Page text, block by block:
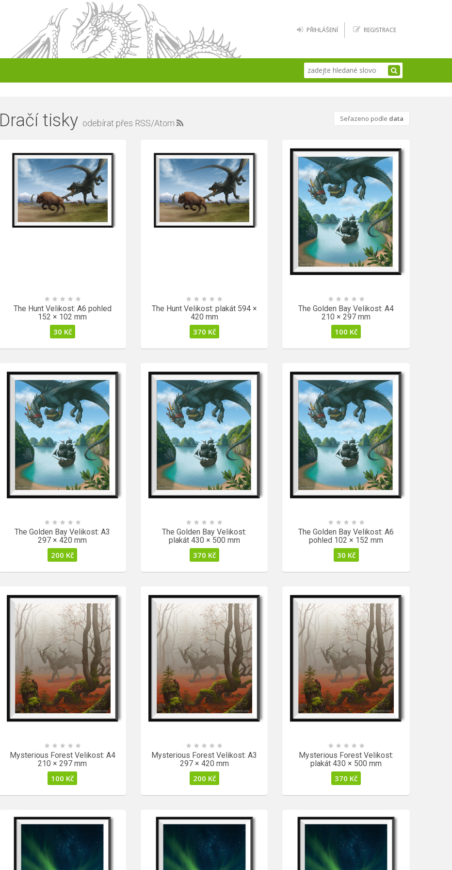
PŘIHLÁŠENÍ REGISTRACE
Dračí tisky odebírat přes RSS/Atom Seřazeno podle data
The Hunt Velikost: A6 pohled
152 × 102 mm
30 Kč
The Hunt Velikost: plakát 594 ×
420 mm
370 Kč
The Golden Bay Velikost: A4
210 × 297 mm
100 Kč
The Golden Bay Velikost: A3
297 × 420 mm
200 Kč
The Golden Bay Velikost:
plakát 430 × 500 mm
370 Kč
The Golden Bay Velikost: A6
pohled 102 × 152 mm
30 Kč
Mysterious Forest Velikost: A4
210 × 297 mm
100 Kč
Mysterious Forest Velikost: A3
297 × 420 mm
200 Kč
Mysterious Forest Velikost:
plakát 430 × 500 mm
370 Kč